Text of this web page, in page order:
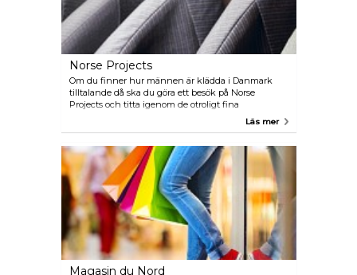
Norse Projects
Om du finner hur männen är klädda i Danmark
tilltalande då ska du göra ett besök på Norse
Projects och titta igenom de otroligt fina
Läs mer
Magasin du Nord